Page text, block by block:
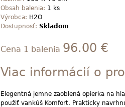
Obsah balenia: 1 ks
Výrobca: H2O
Dostupnosť: Skladom
Cena 1 balenia 96.00 €
Viac informácií o
Elegentná jemne zaoblená opierka na
použiť vankúš Komfort. Prakticky